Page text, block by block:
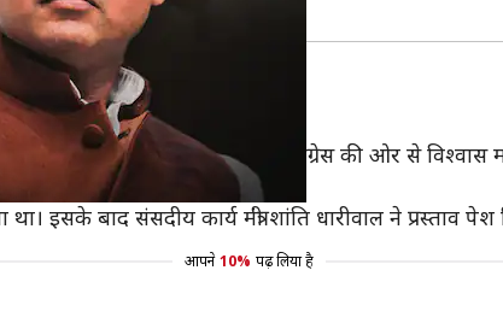
को श्रद्धांजलि दी गई। इसके बाद कांग्रेस की ओर से विश्वास
मत का नोटिस रखा था।
इसके बाद संसदीय कार्य मंत्री शांति धारीवाल ने प्रस्ताव
आपने 10% पढ़ लिया है